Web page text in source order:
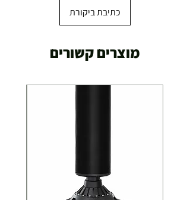
משלוח מהיר עד הבית ( עד 20 ק"ג)
תוספת התקנה למכשירי כושר / מתקני חצר ושולחנות
כתיבת ביקורת
מוצרים קשורים